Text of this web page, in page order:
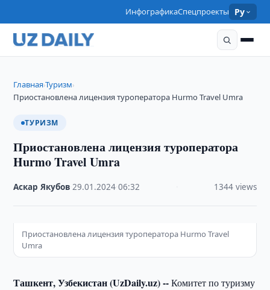
ИнфографикаСпецпроекты Ру
Главная›Туризм›
Приостановлена лицензия туроператора Hurmo Travel Umra
ТУРИЗМ
Приостановлена лицензия туроператора
Hurmo Travel Umra
Аскар Якубов ·29.01.2024 ·06:32 1344 views
Приостановлена лицензия туроператора Hurmo Travel
Umra
Ташкент, Узбекистан (UzDaily.uz) --Комитет по туризму